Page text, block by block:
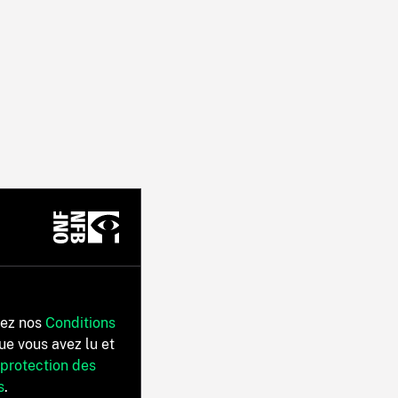
nos Conditions
vous avez lu et
des
.